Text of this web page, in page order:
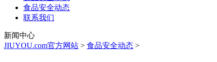
食品安全动态
联系我们
新闻中心
JIUYOU.com官方网站 > 食品安全动态 >